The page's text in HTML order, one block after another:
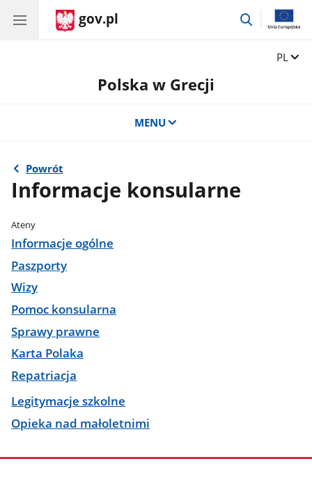
gov.pl
przejdź
Zmień
PL
Polska w Grecji
MENU
Powrót
Informacje konsularne
Ateny
Informacje ogólne
Paszporty
Wizy
Pomoc konsularna
Sprawy prawne
Karta Polaka
Repatriacja
Legitymacje szkolne
Opieka nad małoletnimi